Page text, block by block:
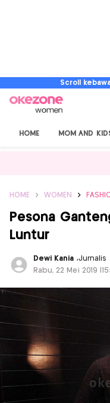
Scroll
HOME MOM AND
HOME WOMEN
Pesona
Luntur
Dewi Kania ,Jurnalis
Rabu, 22 Mei 2019